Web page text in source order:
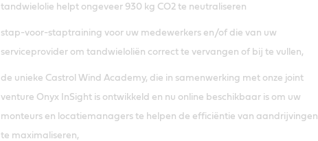
tandwielolie helpt ongeveer 930 kg CO2 te neutraliseren
stap-voor-staptraining voor uw medewerkers en/of die van uw
serviceprovider om tandwieloliën correct te vervangen of bij te vullen,
de unieke Castrol Wind Academy, die in samenwerking met onze joint
venture Onyx InSight is ontwikkeld en nu online beschikbaar is om uw
monteurs en locatiemanagers te helpen de efficiëntie van aandrijvingen
te maximaliseren,